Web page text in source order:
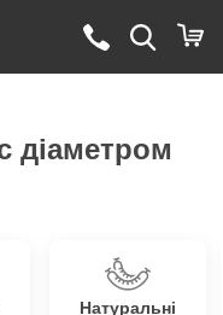
діаметром
Натуральні